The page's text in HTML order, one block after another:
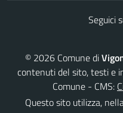
Seguici
© 2026 Comune di
contenuti del sito, testi e
Comune - CMS:
Questo sito utilizza,